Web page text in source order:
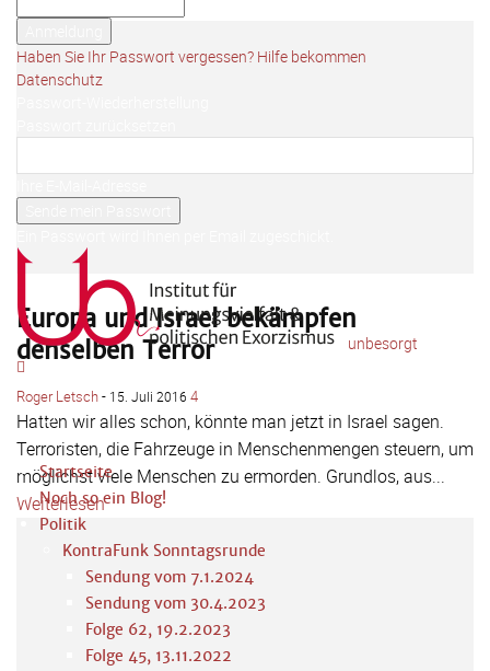
Haben Sie Ihr Passwort vergessen? Hilfe bekommen
Datenschutz
unbesorgt
Startseite
Noch so ein Blog!
Politik
KontraFunk Sonntagsrunde
Sendung vom 7.1.2024
Sendung vom 30.4.2023
Folge 62, 19.2.2023
Folge 45, 13.11.2022
Europa und Israel bekämpfen
denselben Terror
Roger Letsch- 15. Juli 2016 4
Hatten wir alles schon, könnte man jetzt in Israel sagen.
Terroristen, die Fahrzeuge in Menschenmengen steuern, um
möglichst viele Menschen zu ermorden. Grundlos, aus...
Weiterlesen